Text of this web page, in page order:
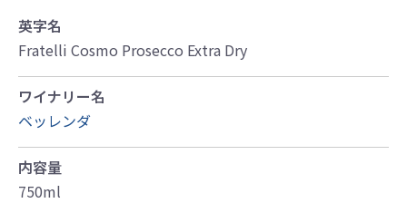
英字名
Fratelli Cosmo Prosecco Extra Dry
ワイナリー名
ベッレンダ
内容量
750ml